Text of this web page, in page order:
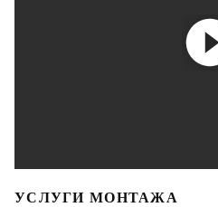
УСЛУГИ МОНТАЖА